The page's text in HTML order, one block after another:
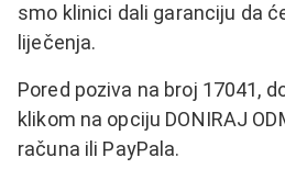
smo klinici dali garanciju da
liječenja.
Pored poziva na broj 17041,
klikom na opciju DONIRAJ
računa ili PayPala.